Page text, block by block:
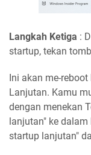
Langkah Ketiga :
startup, tekan
Ini akan me-
Lanjutan. Kamu
dengan menekan
lanjutan" ke
startup lanjutan"